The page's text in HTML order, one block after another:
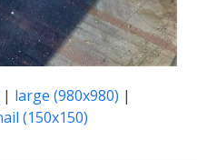
| large (980x980) |
(150x150)